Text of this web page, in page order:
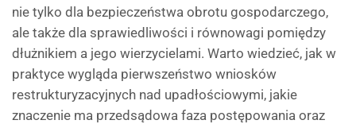
nie tylko dla bezpieczeństwa obrotu gospodarczego,
ale także dla sprawiedliwości i równowagi pomiędzy
dłużnikiem a jego wierzycielami. Warto wiedzieć, jak w
praktyce wygląda pierwszeństwo wniosków
restrukturyzacyjnych nad upadłościowymi, jakie
znaczenie ma przedsądowa faza postępowania oraz